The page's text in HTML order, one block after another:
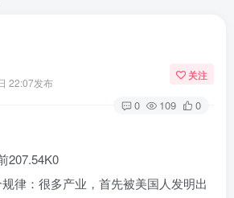
22:07发布
关注
0 109 0
207.54K0
律：很多产业，首先被美国人发明出